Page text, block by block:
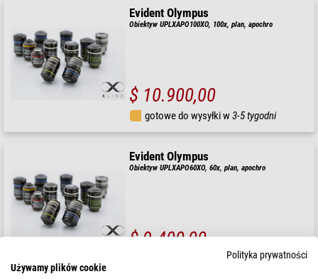
Evident Olympus
Obiektyw UPLXAPO100XO, 100x, plan, apochro
$ 10.900,00
gotowe do wysyłki w3-5 tygodni
Evident Olympus
Obiektyw UPLXAPO60XO, 60x, plan, apochro
$ 9.400,00
gotowe do wysyłki w3-5 tygodni
Polityka prywatności
Używamy plików cookie